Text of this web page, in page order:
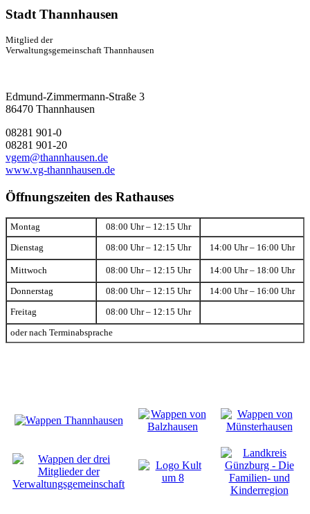
Stadt Thannhausen
Mitglied der
Verwaltungsgemeinschaft Thannhausen
Edmund-Zimmermann-Straße 3
86470 Thannhausen
08281 901-0
08281 901-20
vgem@thannhausen.de
www.vg-thannhausen.de
Öffnungszeiten des Rathauses
Montag 08:00 Uhr – 12:15 Uhr
Dienstag 08:00 Uhr – 12:15 Uhr 14:00 Uhr – 16:00 Uhr
Mittwoch 08:00 Uhr – 12:15 Uhr 14:00 Uhr – 18:00 Uhr
Donnerstag 08:00 Uhr – 12:15 Uhr 14:00 Uhr – 16:00 Uhr
Freitag 08:00 Uhr – 12:15 Uhr
oder nach Terminabsprache